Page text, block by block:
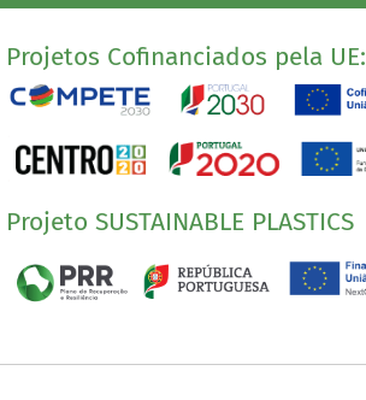
Projetos Cofinanciados pela UE:
Projeto SUSTAINABLE PLASTICS